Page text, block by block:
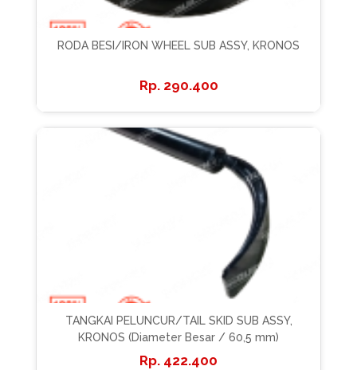
RODA BESI/IRON WHEEL SUB ASSY, KRONOS
290.400
TANGKAI PELUNCUR/TAIL SKID SUB ASSY,
KRONOS (Diameter Besar / 60,5 mm)
422.400